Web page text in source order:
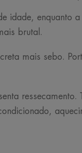
idade, enquanto
brutal.
mais sebo.
ressecamento.